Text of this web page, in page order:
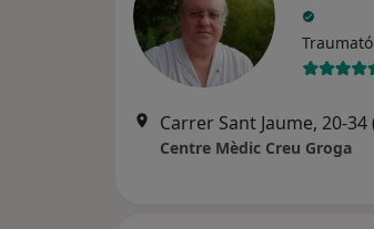
Centre Mèdic Creu Groga